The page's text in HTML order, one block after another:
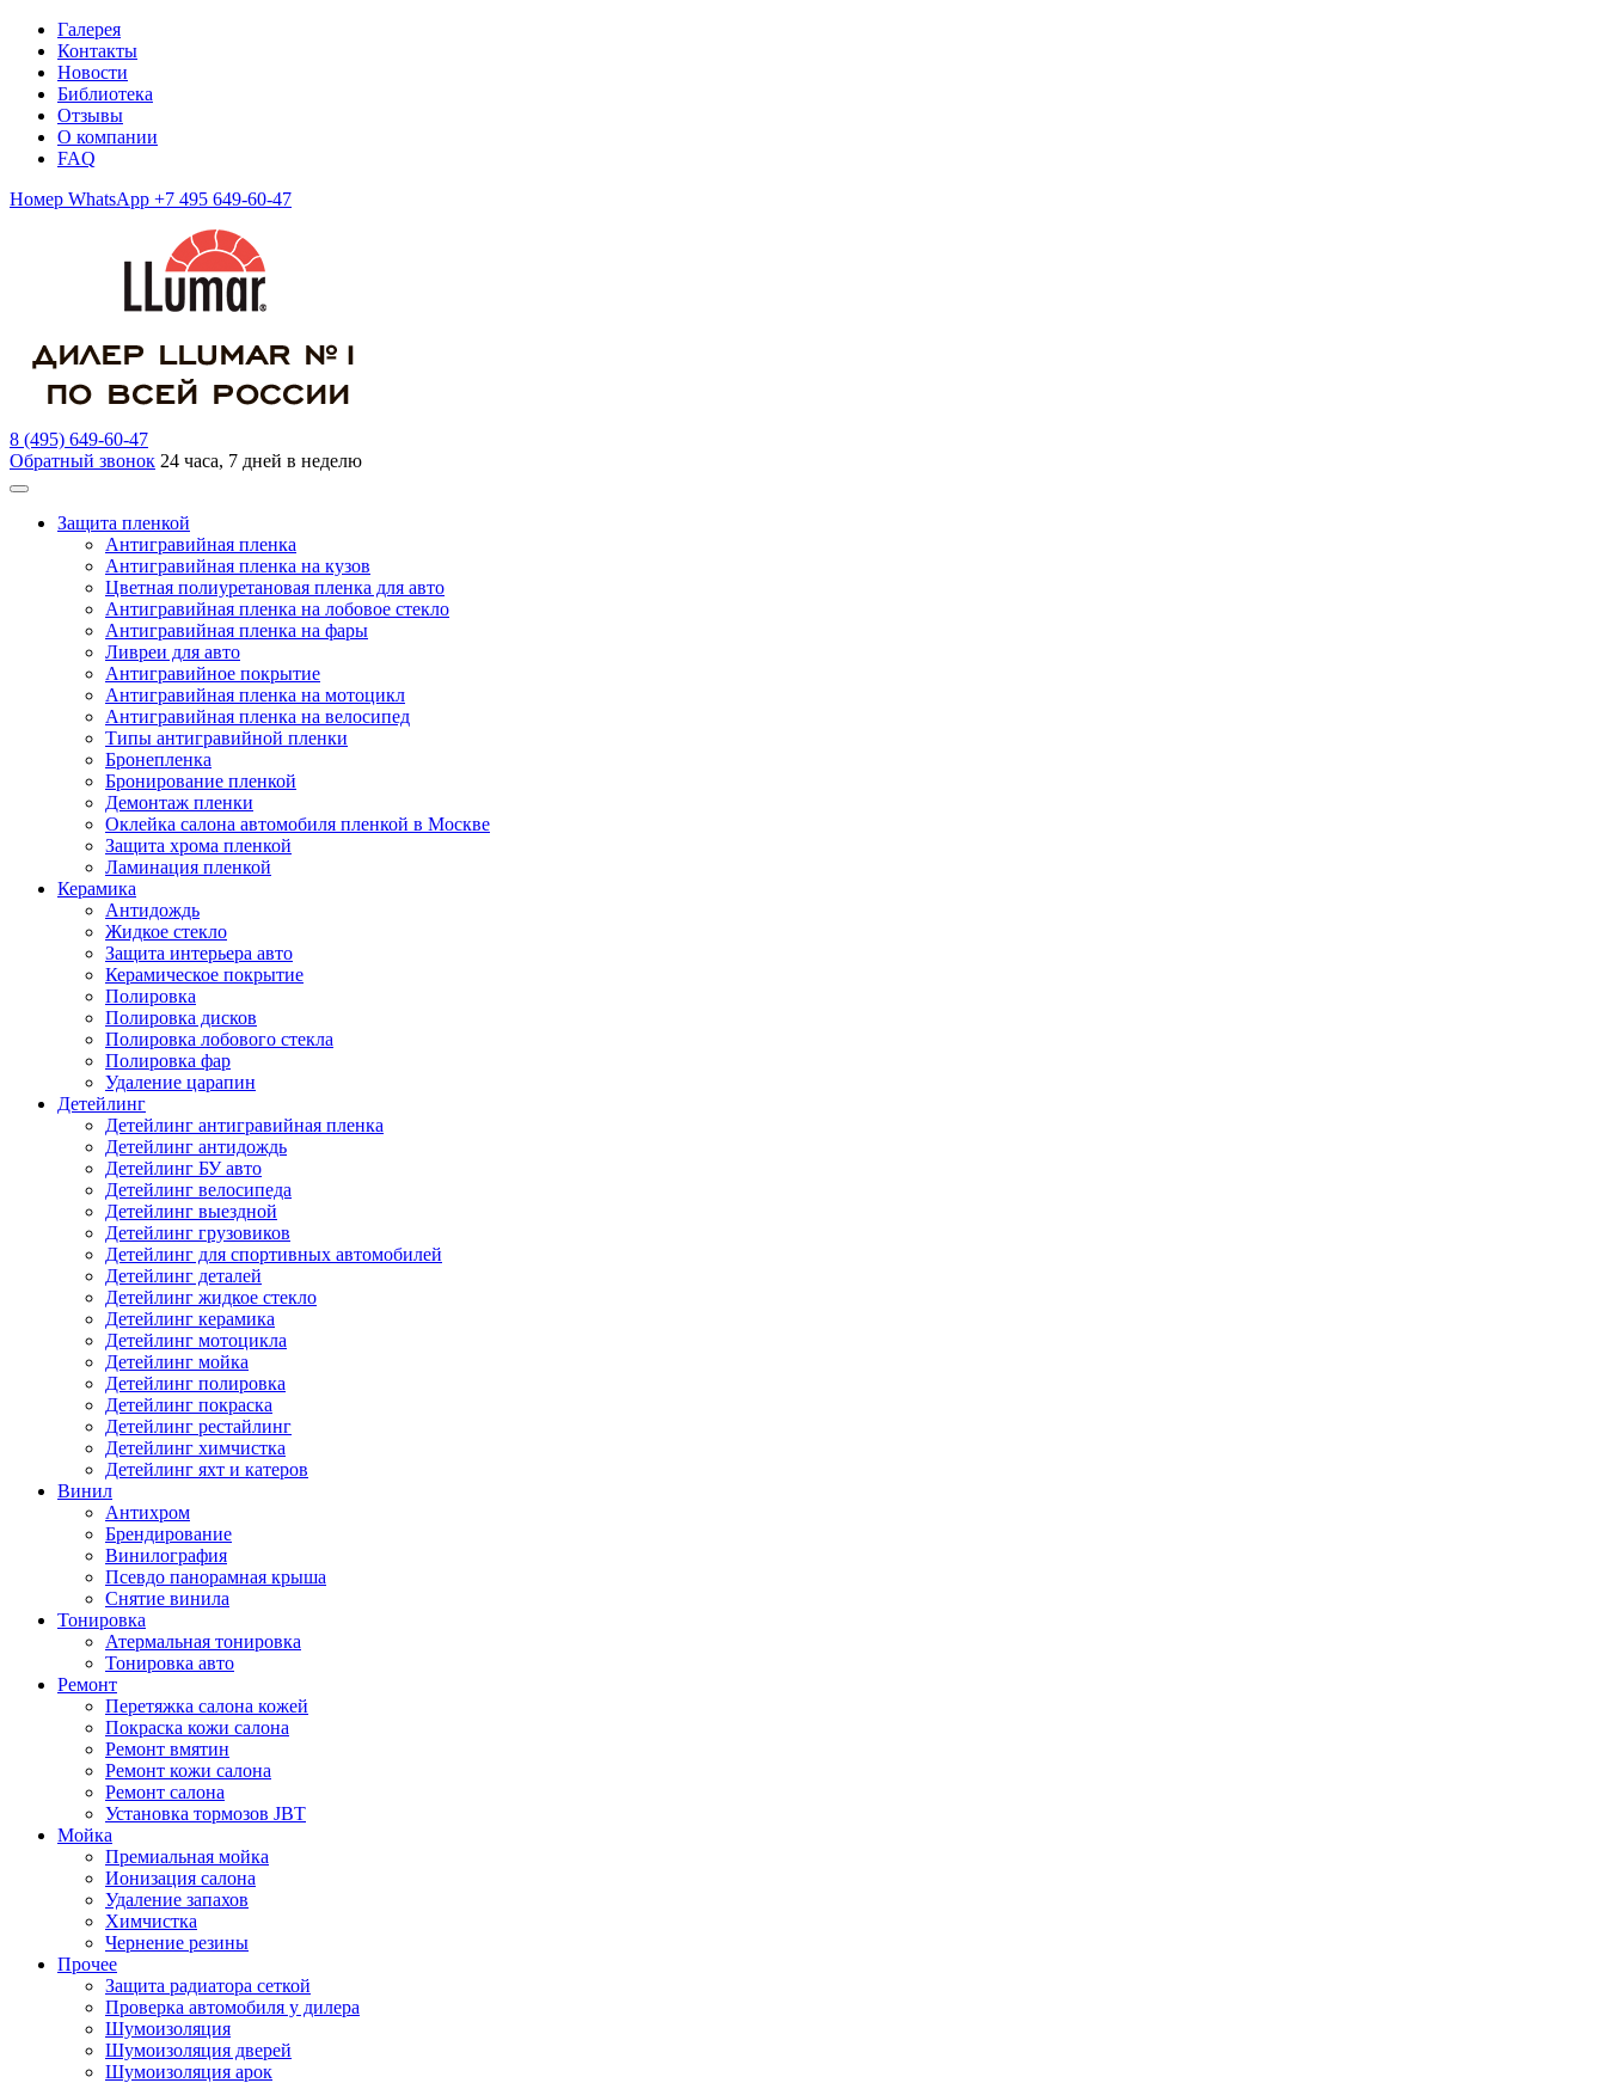
Галерея
Контакты
Новости
Библиотека
Отзывы
О компании
FAQ
Номер WhatsApp +7 495 649-60-47
8 (495) 649-60-47
Обратный звонок 24 часа, 7 дней в неделю
Защита пленкой
Антигравийная пленка
Антигравийная пленка на кузов
Цветная полиуретановая пленка для авто
Антигравийная пленка на лобовое стекло
Антигравийная пленка на фары
Ливреи для авто
Антигравийное покрытие
Антигравийная пленка на мотоцикл
Антигравийная пленка на велосипед
Типы антигравийной пленки
Бронепленка
Бронирование пленкой
Демонтаж пленки
Оклейка салона автомобиля пленкой в Москве
Защита хрома пленкой
Ламинация пленкой
Керамика
Антидождь
Жидкое стекло
Защита интерьера авто
Керамическое покрытие
Полировка
Полировка дисков
Полировка лобового стекла
Полировка фар
Удаление царапин
Детейлинг
Детейлинг антигравийная пленка
Детейлинг антидождь
Детейлинг БУ авто
Детейлинг велосипеда
Детейлинг выездной
Детейлинг грузовиков
Детейлинг для спортивных автомобилей
Детейлинг деталей
Детейлинг жидкое стекло
Детейлинг керамика
Детейлинг мотоцикла
Детейлинг мойка
Детейлинг полировка
Детейлинг покраска
Детейлинг рестайлинг
Детейлинг химчистка
Детейлинг яхт и катеров
Винил
Антихром
Брендирование
Винилография
Псевдо панорамная крыша
Снятие винила
Тонировка
Атермальная тонировка
Тонировка авто
Ремонт
Перетяжка салона кожей
Покраска кожи салона
Ремонт вмятин
Ремонт кожи салона
Ремонт салона
Установка тормозов JBT
Мойка
Премиальная мойка
Ионизация салона
Удаление запахов
Химчистка
Чернение резины
Прочее
Защита радиатора сеткой
Проверка автомобиля у дилера
Шумоизоляция
Шумоизоляция дверей
Шумоизоляция арок